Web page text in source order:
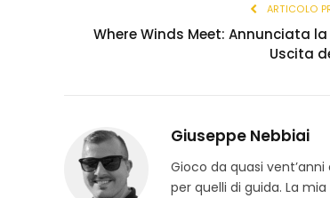
ARTICOLO
Where Winds Meet: Annunciata
Uscita
Giuseppe Nebbiai
Gioco da quasi
per quelli di guida. La